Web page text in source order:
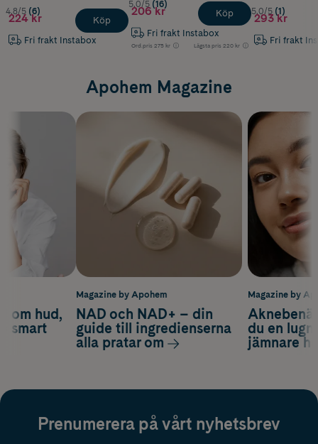
4.8/5 (6)
224 kr
Fri frakt Instabox
Köp
5.0/5 (16)
206 kr
Fri frakt Instabox
Ord.pris 275 kr Lägsta pris 220 kr
Köp 5.0/5 (1)
293 kr
Fri frakt
Apohem Magazine
Magazine by
du en
jämnare
om hud,
smart
Magazine by Apohem
NAD och NAD+ – din
guide till ingredienserna
alla pratar om
Prenumerera på vårt nyhetsbrev